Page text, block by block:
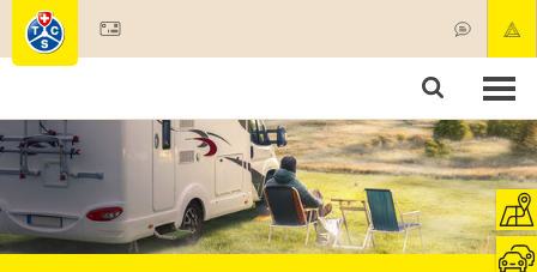
Mitgliedschaft & Leistungen
Test, Sicherheit & Gesundheit